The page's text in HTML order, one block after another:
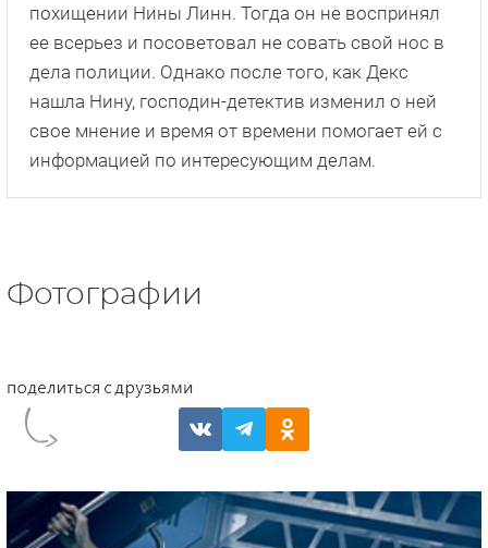
похищении Нины Линн. Тогда он не воспринял
ее всерьез и посоветовал не совать свой нос в
дела полиции. Однако после того, как Декс
нашла Нину, господин-детектив изменил о ней
свое мнение и время от времени помогает ей с
информацией по интересующим делам.
Фотографии